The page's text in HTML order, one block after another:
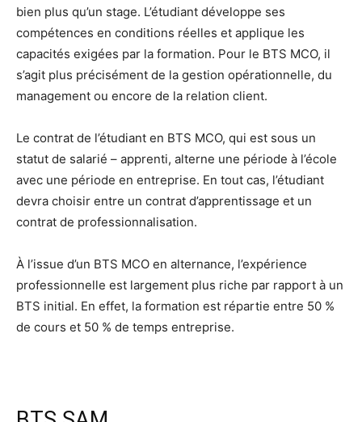
bien plus qu’un stage. L’étudiant développe ses
compétences en conditions réelles et applique les
capacités exigées par la formation. Pour le BTS MCO, il
s’agit plus précisément de la gestion opérationnelle, du
management ou encore de la relation client.
Le contrat de l’étudiant en BTS MCO, qui est sous un
statut de salarié – apprenti, alterne une période à l’école
avec une période en entreprise. En tout cas, l’étudiant
devra choisir entre un contrat d’apprentissage et un
contrat de professionnalisation.
À l’issue d’un BTS MCO en alternance, l’expérience
professionnelle est largement plus riche par rapport à un
BTS initial. En effet, la formation est répartie entre 50 %
de cours et 50 % de temps entreprise.